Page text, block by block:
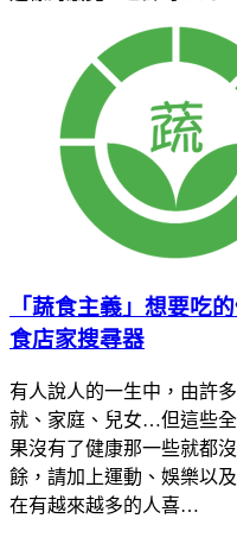
「蔬食主義」想要吃
食店家搜尋器
有人說人的一生中，由許
就、家庭、兒女…但這些
果沒有了健康那一些就都
餘，請加上運動、娛樂以
在有越來越多的人喜…